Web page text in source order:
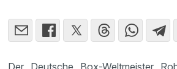
Der Deutsche Box-Weltmeister